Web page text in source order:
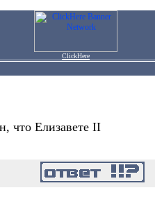
ClickHere
что Елизавете II